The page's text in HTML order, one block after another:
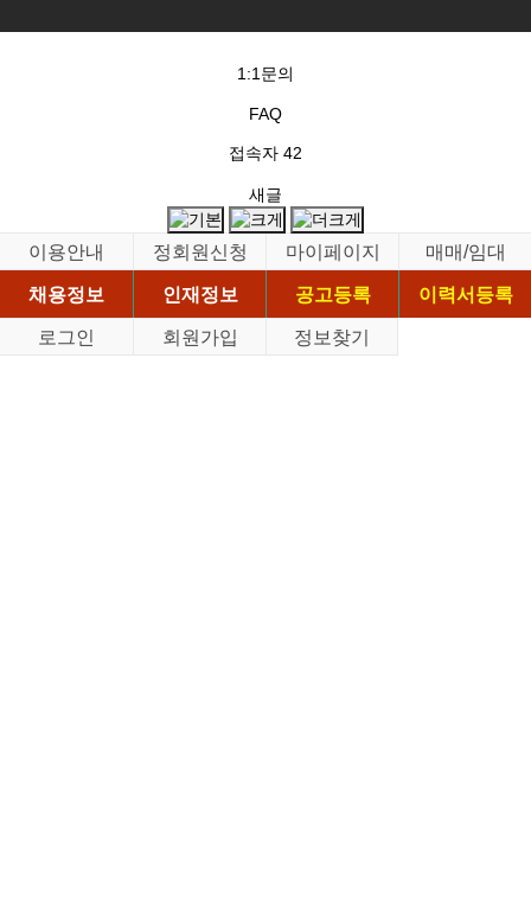
1:1문의
FAQ
접속자 42
새글
이용안내 정회원신청 마이페이지
매매/임대
채용정보
인재정보 공고등록
이력서등록
로그인
회원가입 정보찾기